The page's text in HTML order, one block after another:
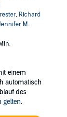
, Richard
M.
einem
automatisch
des
gelten.